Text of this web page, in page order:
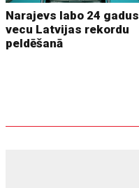
Narajevs labo 24 gadus
vecu Latvijas rekordu
peldēšanā